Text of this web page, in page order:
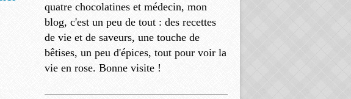
quatre chocolatines et médecin, mon
blog, c'est un peu de tout : des recettes
de vie et de saveurs, une touche de
bêtises, un peu d'épices, tout pour voir la
vie en rose. Bonne visite !